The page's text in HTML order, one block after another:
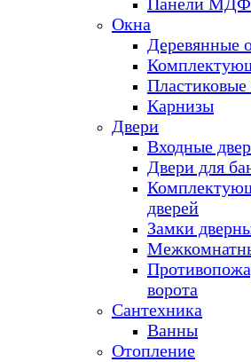
Окна
Деревянные
Пластиковые
Карнизы
Двери
Входные
Двери для
дверей
Замки
ворота
Сантехника
Ванны
Отопление